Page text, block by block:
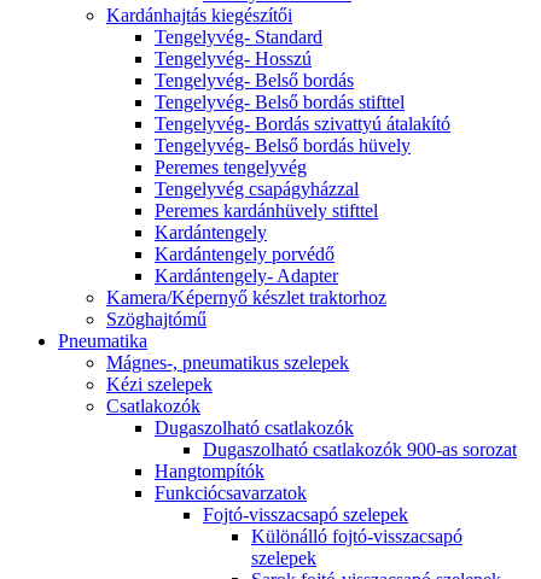
Kardánhajtás kiegészítői
Tengelyvég- Standard
Tengelyvég- Hosszú
Tengelyvég- Belső bordás
Tengelyvég- Belső bordás stifttel
Tengelyvég- Bordás szivattyú átalakító
Tengelyvég- Belső bordás hüvely
Peremes tengelyvég
Tengelyvég csapágyházzal
Peremes kardánhüvely stifttel
Kardántengely
Kardántengely porvédő
Kardántengely- Adapter
Kamera/Képernyő készlet traktorhoz
Szöghajtómű
Pneumatika
Mágnes-, pneumatikus szelepek
Kézi szelepek
Csatlakozók
Dugaszolható csatlakozók
Dugaszolható csatlakozók 900-as sorozat
Hangtompítók
Funkciócsavarzatok
Fojtó-visszacsapó szelepek
Különálló fojtó-visszacsapó
szelepek